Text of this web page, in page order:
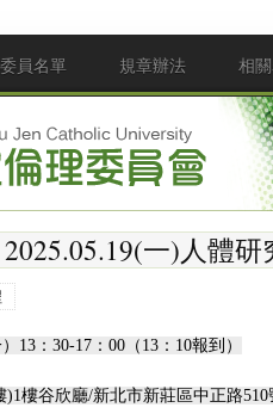
委員名單 規章辦法 相
一)人體
13：30-17：00（13：10報到）
樓谷欣廳/新北市新莊區中正路510